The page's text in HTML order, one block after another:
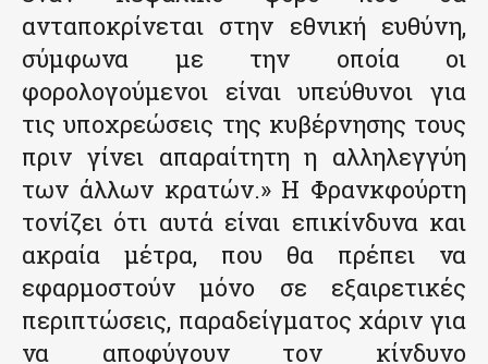
ανταποκρίνεται στην εθνική ευθύνη,
σύμφωνα με την οποία οι
φορολογούμενοι είναι υπεύθυνοι για
τις υποχρεώσεις της κυβέρνησης τους
πριν γίνει απαραίτητη η αλληλεγγύη
των άλλων κρατών.» Η Φρανκφούρτη
τονίζει ότι αυτά είναι επικίνδυνα και
ακραία μέτρα, που θα πρέπει να
εφαρμοστούν μόνο σε εξαιρετικές
περιπτώσεις, παραδείγματος χάριν για
να αποφύγουν τον κίνδυνο